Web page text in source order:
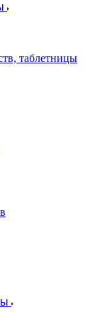
таблетницы